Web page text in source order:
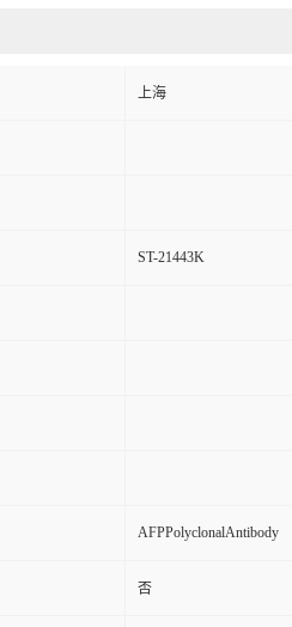
上海
ST-21443K
AFPPolyclonalAntibody
否